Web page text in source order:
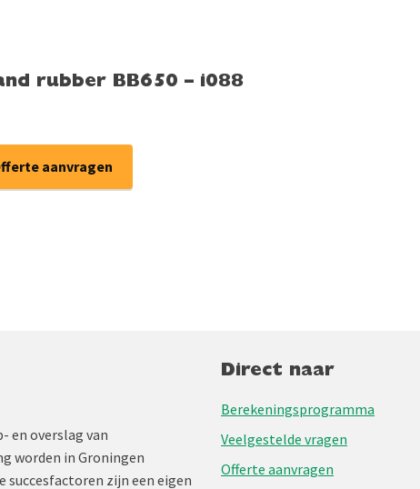
rubber BB650 – i088
aanvragen
en overslag van
worden in Groningen
zijn een eigen
Direct naar
Berekeningsprogramma
Veelgestelde vragen
Offerte aanvragen